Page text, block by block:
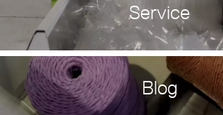
Service
Blog